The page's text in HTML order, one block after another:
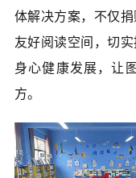
体解决方案，不仅
友好阅读空间，切
身心健康发展，让
方。